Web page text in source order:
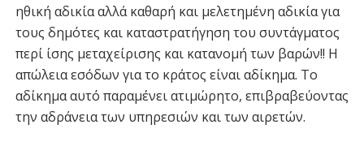
ηθική αδικία αλλά καθαρή και μελετημένη αδικία για
τους δημότες και καταστρατήγηση του συντάγματος
περί ίσης μεταχείρισης και κατανομή των βαρών!! Η
απώλεια εσόδων για το κράτος είναι αδίκημα. Το
αδίκημα αυτό παραμένει ατιμώρητο, επιβραβεύοντας
την αδράνεια των υπηρεσιών και των αιρετών.